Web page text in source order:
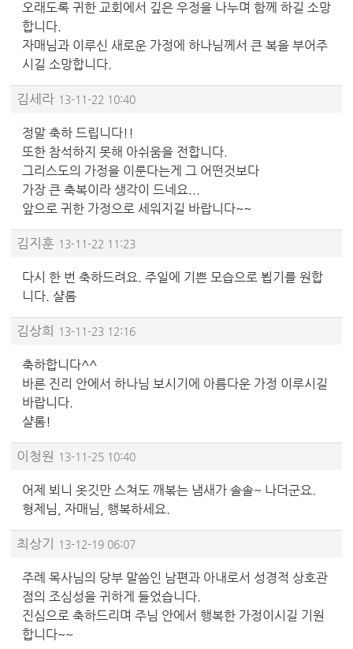
오래도록 귀한 교회에서 깊은 우정을 나누며 함께 하길 소망
합니다.
자매님과 이루신 새로운 가정에 하나님께서 큰 복을 부어주
시길 소망합니다.
김세라 13-11-22 10:40
정말 축하 드립니다!!
또한 참석하지 못해 아쉬움을 전합니다.
그리스도의 가정을 이룬다는게 그 어떤것보다
가장 큰 축복이라 생각이 드네요...
앞으로 귀한 가정으로 세워지길 바랍니다~~
김지훈 13-11-22 11:23
다시 한 번 축하드려요. 주일에 기쁜 모습으로 뵙기를 원합
니다. 샬롬
김상희 13-11-23 12:16
축하합니다^^
바른 진리 안에서 하나님 보시기에 아름다운 가정 이루시길
바랍니다.
샬롬!
이청원 13-11-25 10:40
어제 뵈니 옷깃만 스쳐도 깨볶는 냄새가 솔솔~ 나더군요.
형제님, 자매님, 행복하세요.
최상기 13-12-19 06:07
주례 목사님의 당부 말씀인 남편과 아내로서 성경적 상호관
점의 조심성을 귀하게 들었습니다.
진심으로 축하드리며 주님 안에서 행복한 가정이시길 기원
합니다~~